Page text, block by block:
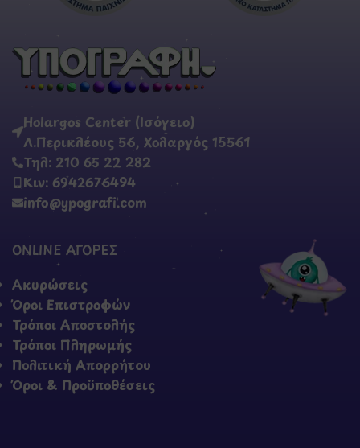
Holargos Center (Ισόγειο)
Λ.Περικλέους 56, Χολαργός 15561
Τηλ: 210 65 22 282
Κιν: 6942676494
info@ypografi.com
ONLINE ΑΓΟΡΕΣ
Ακυρώσεις
Όροι Επιστροφών
Τρόποι Αποστολής
Τρόποι Πληρωμής
Πολιτική Απορρήτου
Όροι & Προϋποθέσεις